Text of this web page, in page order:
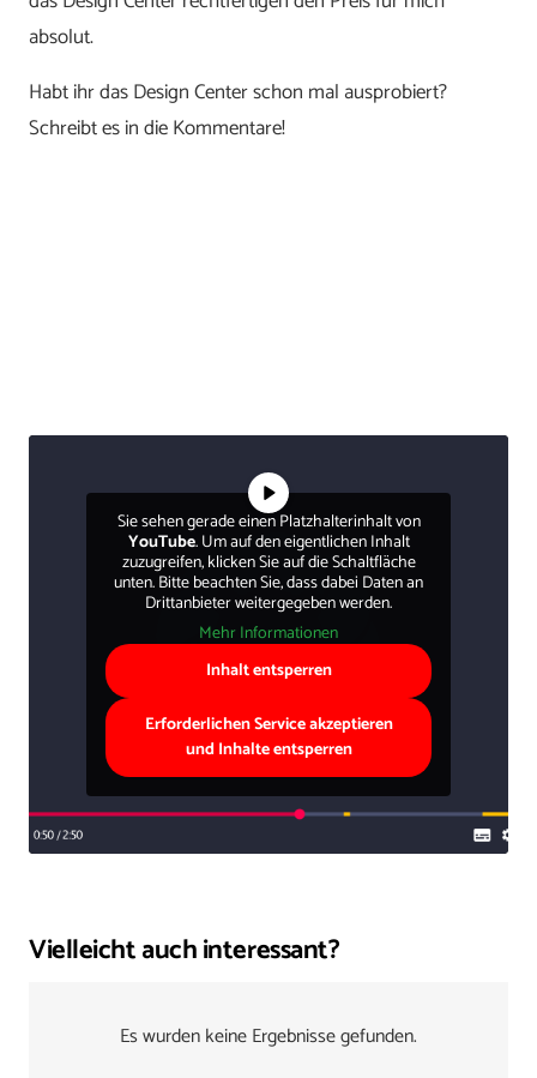
absolut.
Habt ihr das Design Center schon mal ausprobiert?
Schreibt es in die Kommentare!
Sie sehen gerade einen Platzhalterinhalt von
YouTube. Um auf den eigentlichen Inhalt
zuzugreifen, klicken Sie auf die Schaltfläche
unten. Bitte beachten Sie, dass dabei Daten an
Drittanbieter weitergegeben werden.
Mehr Informationen
Inhalt entsperren
Erforderlichen Service akzeptieren
und Inhalte entsperren
Vielleicht auch interessant?
Es wurden keine Ergebnisse gefunden.